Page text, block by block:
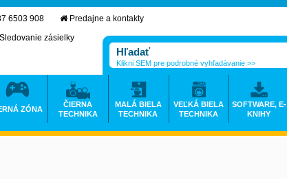
6503 908
Predajne a kontakty
Sledovanie zásielky
Klikni SEM pre podrobné vyhľadávanie >>
ZÓNA
ČIERNA
TECHNIKA
MALÁ BIELA
TECHNIKA
VEĽKÁ BIELA
TECHNIKA
SOFTWARE, E-
KNIHY